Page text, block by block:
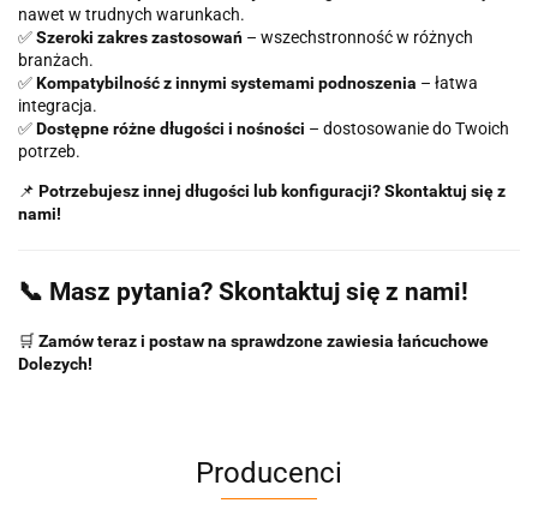
nawet w trudnych warunkach.
✅Szeroki zakres zastosowań – wszechstronność w różnych
branżach.
✅Kompatybilność z innymi systemami podnoszenia – łatwa
integracja.
✅Dostępne różne długości i nośności – dostosowanie do Twoich
potrzeb.
📌 Potrzebujesz innej długości lub konfiguracji? Skontaktuj się z
nami!
📞 Masz pytania? Skontaktuj się z nami!
🛒 Zamów teraz i postaw na sprawdzone zawiesia łańcuchowe
Dolezych!
Producenci